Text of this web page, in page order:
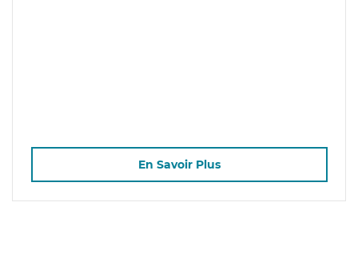
En Savoir Plus